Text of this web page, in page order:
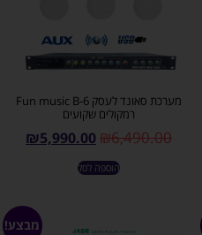
מערכת סאונד לעסק Fun music B-6
רמקולים שקועים
₪6,490.00
₪5,990.00
הוספה לסל
מבצע!